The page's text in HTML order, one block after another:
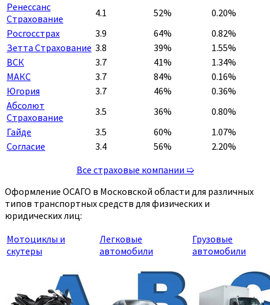
Ренессанс
Страхование
4.1 52%
0.20%
Росгосстрах
3.9 64%
0.82%
Зетта Страхование 3.8 39%
1.55%
ВСК
3.7 41%
1.34%
МАКС
3.7 84%
0.16%
Югория
3.7 46%
0.36%
Абсолют
Страхование
3.5 36%
0.80%
Гайде
3.5 60%
1.07%
Согласие
3.4 56%
2.20%
Все страховые компании ➯
Оформление ОСАГО в Московской области для различных
типов транспортных средств для физических и
юридических лиц:
Мотоциклы и
скутеры
Легковые
автомобили
Грузовые
автомобили